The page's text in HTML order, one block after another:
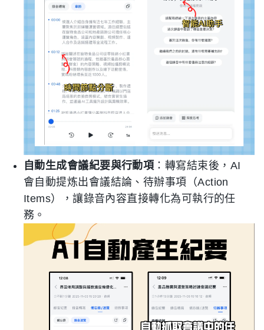
自動生成會議紀要與行動項 ：轉寫結束後，AI
會自動提炼出會議結論、待辦事項（Action
Items），讓錄音內容直接轉化為可執行的任
務。